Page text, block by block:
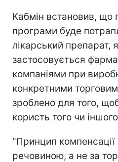
Кабмін встановив, що
програми буде
лікарський препарат,
застосовується
компаніями при
конкретними
зроблено для того,
користь того чи
"Принцип
речовиною, а не за